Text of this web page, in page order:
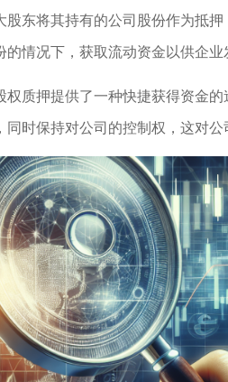
东将其持有的公司股份作为抵
情况下，获取流动资金以供企业
质押提供了一种快捷获得资金
时保持对公司的控制权，这对公